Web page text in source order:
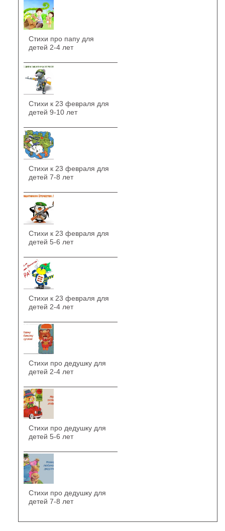
Стихи про папу для
детей 2-4 лет
Стихи к 23 февраля для
детей 9-10 лет
Стихи к 23 февраля для
детей 7-8 лет
Стихи к 23 февраля для
детей 5-6 лет
Стихи к 23 февраля для
детей 2-4 лет
Стихи про дедушку для
детей 2-4 лет
Стихи про дедушку для
детей 5-6 лет
Стихи про дедушку для
детей 7-8 лет